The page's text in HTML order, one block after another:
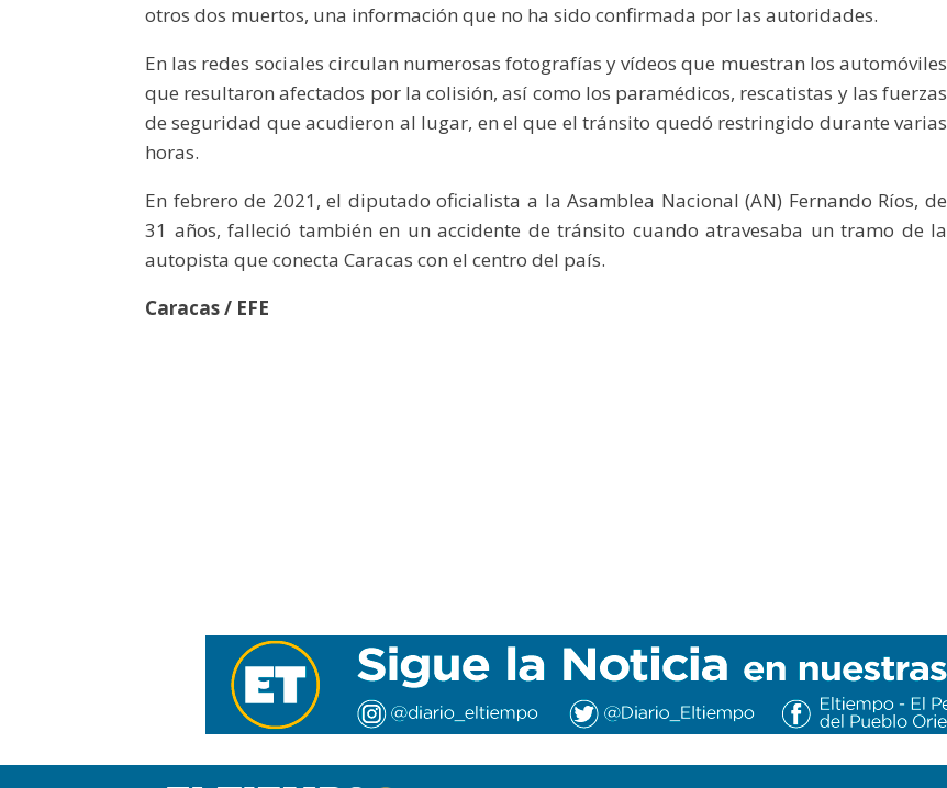
otros dos muertos, una información que no ha sido confirmada por las autoridades.
En las redes sociales circulan numerosas fotografías y vídeos que muestran los automóviles
que resultaron afectados por la colisión, así como los paramédicos, rescatistas y las fuerzas
de seguridad que acudieron al lugar, en el que el tránsito quedó restringido durante varias
horas.
En febrero de 2021, el diputado oficialista a la Asamblea Nacional (AN) Fernando Ríos, de
31 años, falleció también en un accidente de tránsito cuando atravesaba un tramo de la
autopista que conecta Caracas con el centro del país.
Caracas / EFE